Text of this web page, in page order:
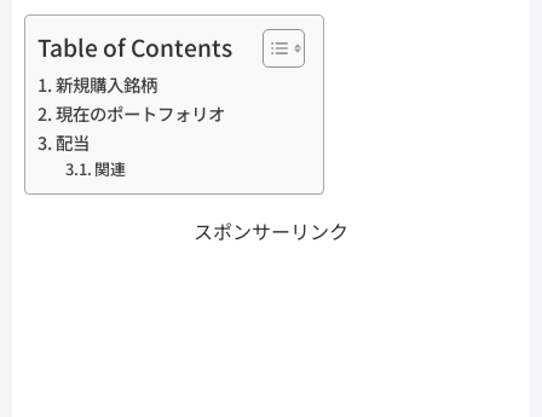
Table of Contents
新規購入銘柄
現在のポートフォリオ
配当
関連
スポンサーリンク